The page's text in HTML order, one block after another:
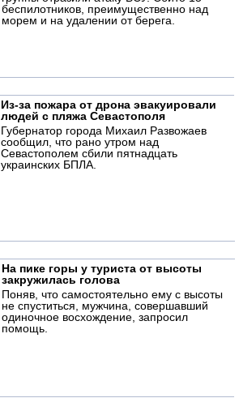
беспилотников, преимущественно над
морем и на удалении от берега.
Из-за пожара от дрона эвакуировали
людей с пляжа Севастополя
Губернатор города Михаил Развожаев
сообщил, что рано утром над
Севастополем сбили пятнадцать
украинских БПЛА.
На пике горы у туриста от высоты
закружилась голова
Поняв, что самостоятельно ему с высоты
не спуститься, мужчина, совершавший
одиночное восхождение, запросил
помощь.